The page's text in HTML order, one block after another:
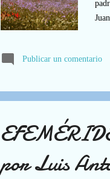
Publicar un comentario
por Luis